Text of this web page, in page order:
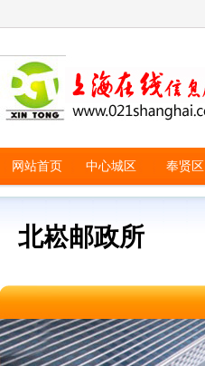
网站首页 中心城区 奉贤区
北崧邮政所